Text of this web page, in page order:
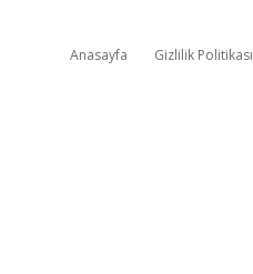
Anasayfa Gizlilik Politikası